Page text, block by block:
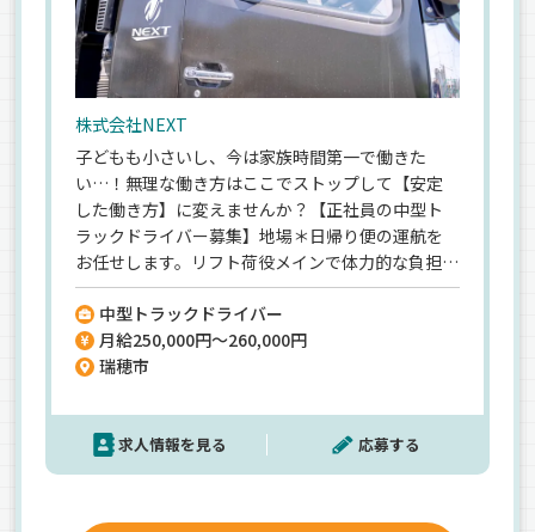
株式会社NEXT
子どもも小さいし、今は家族時間第一で働きた
い…！無理な働き方はここでストップして【安定
した働き方】に変えませんか？【正社員の中型ト
ラックドライバー募集】地場＊日帰り便の運航を
お任せします。リフト荷役メインで体力的な負担も
大幅に軽減できますよ◎《日勤／完全週休2日制／
大型連休あり》安定したリズムの勤務なので、これ
からの働き方を見直したい家族持ちトラック運転
手さんにピッタリ！無理なく長く続けられる環境
中型トラックドライバー
月給250,000円～260,000円
瑞穂市
求人情報を見る 応募する